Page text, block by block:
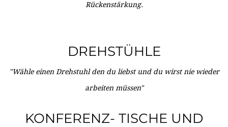
Rückenstärkung.
DREHSTÜHLE
"Wähle einen Drehstuhl den du liebst und du wirst nie wieder
arbeiten müssen"
KONFERENZ- TISCHE UND